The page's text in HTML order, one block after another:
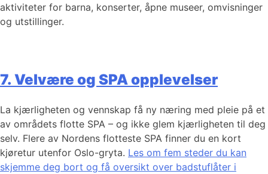
aktiviteter for barna, konserter, åpne museer, omvisninger
og utstillinger.
7. Velvære og SPA opplevelser
La kjærligheten og vennskap få ny næring med pleie på et
av områdets flotte SPA – og ikke glem kjærligheten til deg
selv. Flere av Nordens flotteste SPA finner du en kort
kjøretur utenfor Oslo-gryta. Les om fem steder du kan
skjemme deg bort og få oversikt over badstuflåter i